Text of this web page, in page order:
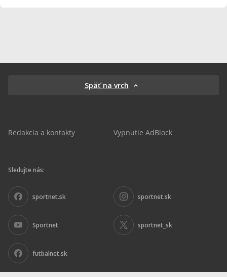
Späť na vrch
Redakcia a kontakty Vypnutie AdBlock
Sledujte nás:
sportnet.sk sportnet.sk
Sportnet sportnet_sk
futbalnet.sk